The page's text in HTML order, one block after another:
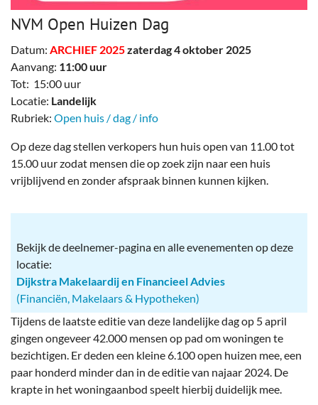
NVM Open Huizen Dag
Datum: ARCHIEF 2025zaterdag 4 oktober 2025
Aanvang: 11:00 uur
Tot: 15:00 uur
Locatie: Landelijk
Rubriek: Open huis / dag / info
Op deze dag stellen verkopers hun huis open van 11.00 tot
15.00 uur zodat mensen die op zoek zijn naar een huis
vrijblijvend en zonder afspraak binnen kunnen kijken.
Bekijk de deelnemer-pagina en alle evenementen op deze
locatie:
Dijkstra Makelaardij en Financieel Advies
(Financiën, Makelaars & Hypotheken)
Tijdens de laatste editie van deze landelijke dag op 5 april
gingen ongeveer 42.000 mensen op pad om woningen te
bezichtigen. Er deden een kleine 6.100 open huizen mee, een
paar honderd minder dan in de editie van najaar 2024. De
krapte in het woningaanbod speelt hierbij duidelijk mee.